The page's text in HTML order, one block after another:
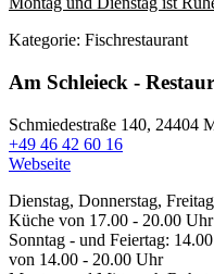
Kategorie: Fischrestaurant
Am Schleieck -
Schmiedestraße 140, 24404
+49 46 42 60 16
Webseite
Dienstag, Donnerstag,
Küche von 17.00 - 20.00 Uhr
Sonntag - und Feiertag:
von 14.00 - 20.00 Uhr